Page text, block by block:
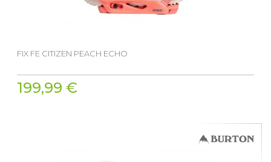
FIX FE CITIZEN PEACH ECHO
199,99 €